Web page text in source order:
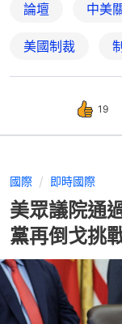
論壇 中美
美國制裁
19
國際 即時國際
美眾議院通
黨再倒戈挑